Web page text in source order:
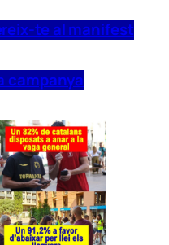
te al manifest
campanya